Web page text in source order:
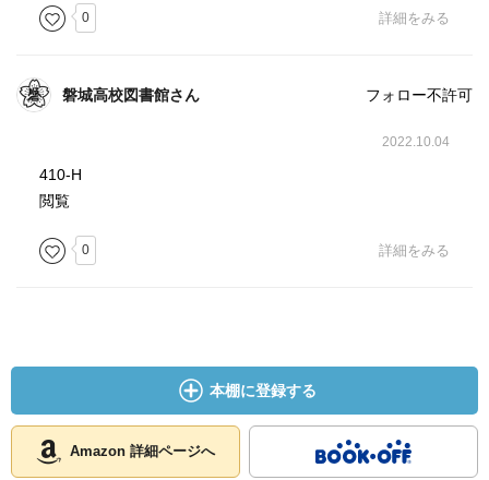
0 詳細をみる
磐城高校図書館さん フォロー不許可
2022.10.04
410-H
閲覧
0 詳細をみる
本棚に登録する
Amazon 詳細ページへ